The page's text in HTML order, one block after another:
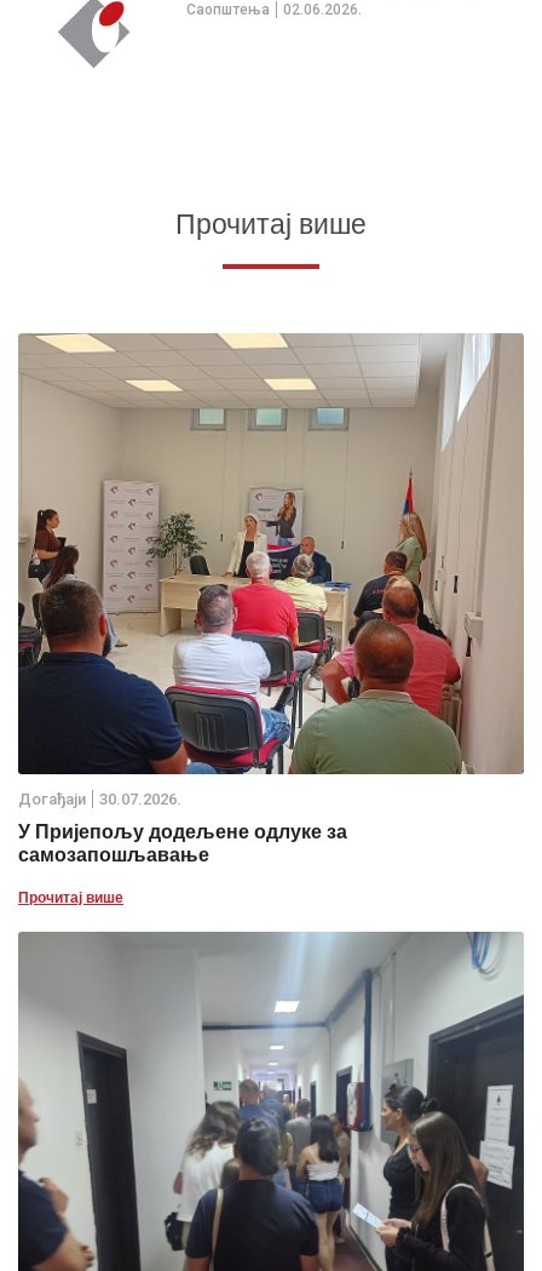
Саопштења 02.06.2026.
Прочитај више
Дoгађаjи 30.07.2026.
У Пријепољу додељене одлуке за
самозапошљавање
Прочитај више